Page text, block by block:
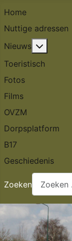
Home
Nuttige adressen
Nieuws
Toeristisch
Fotos
Films
OVZM
Dorpsplatform
B17
Geschiedenis
Zoeken